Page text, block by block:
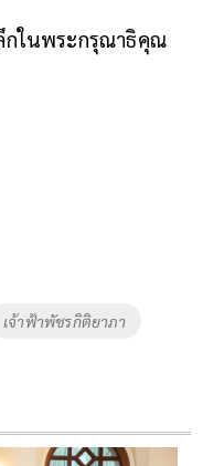
กในพระกรุณาธิคุณ
เจ้าฟ้าพัชรกิติยาภา